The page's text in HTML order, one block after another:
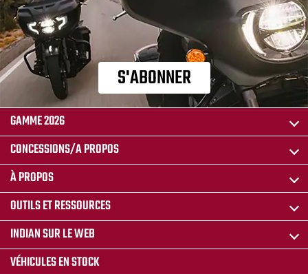
S'ABONNER
GAMME 2026
CONCESSIONS/A PROPOS
À PROPOS
OUTILS ET RESSOURCES
INDIAN SUR LE WEB
VÉHICULES EN STOCK